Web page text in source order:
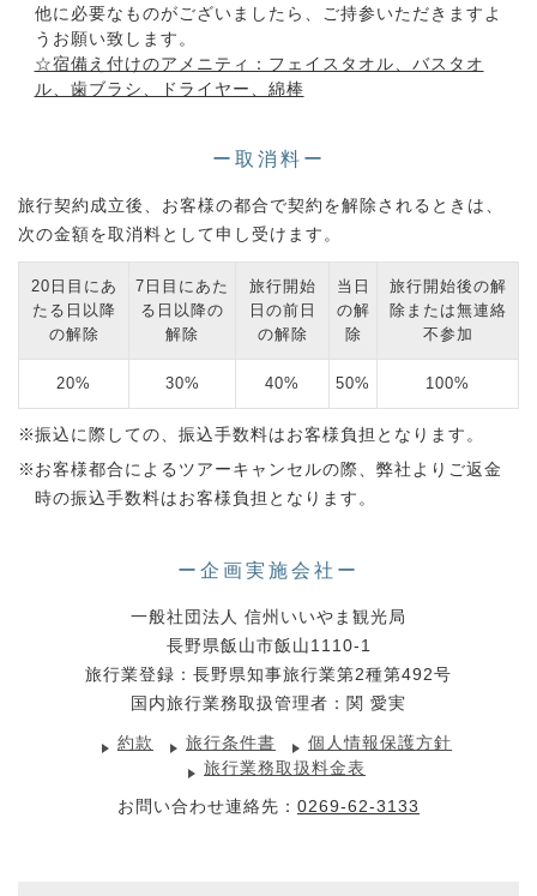
他に必要なものがございましたら、ご持参いただきますよ
うお願い致します。
☆宿備え付けのアメニティ：フェイスタオル、バスタオ
ル、歯ブラシ、ドライヤー、綿棒
ー取消料ー
旅行契約成立後、お客様の都合で契約を解除されるときは、
次の金額を取消料として申し受けます。
20日目にあ
たる日以降
の解除
7日目にあた
る日以降の
解除
旅行開始
日の前日
の解除
当日
の解
除
旅行開始後の解
除または無連絡
不参加
20% 30% 40% 50% 100%
振込に際しての、振込手数料はお客様負担となります。
お客様都合によるツアーキャンセルの際、弊社よりご返金
時の振込手数料はお客様負担となります。
ー企画実施会社ー
一般社団法人 信州いいやま観光局
長野県飯山市飯山1110-1
旅行業登録：長野県知事旅行業第2種第492号
国内旅行業務取扱管理者：関 愛実
約款 旅行条件書
個人情報保護方針
旅行業務取扱料金表
お問い合わせ連絡先： 0269-62-3133